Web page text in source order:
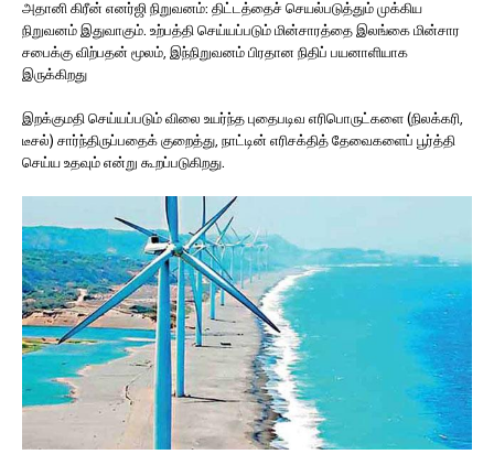
அதானி கிரீன் எனர்ஜி நிறுவனம்: திட்டத்தைச் செயல்படுத்தும் முக்கிய
நிறுவனம் இதுவாகும். உற்பத்தி செய்யப்படும் மின்சாரத்தை இலங்கை மின்சார
சபைக்கு விற்பதன் மூலம், இந்நிறுவனம் பிரதான நிதிப் பயனாளியாக
இருக்கிறது
இறக்குமதி செய்யப்படும் விலை உயர்ந்த புதைபடிவ எரிபொருட்களை (நிலக்கரி,
டீசல்) சார்ந்திருப்பதைக் குறைத்து, நாட்டின் எரிசக்தித் தேவைகளைப் பூர்த்தி
செய்ய உதவும் என்று கூறப்படுகிறது.